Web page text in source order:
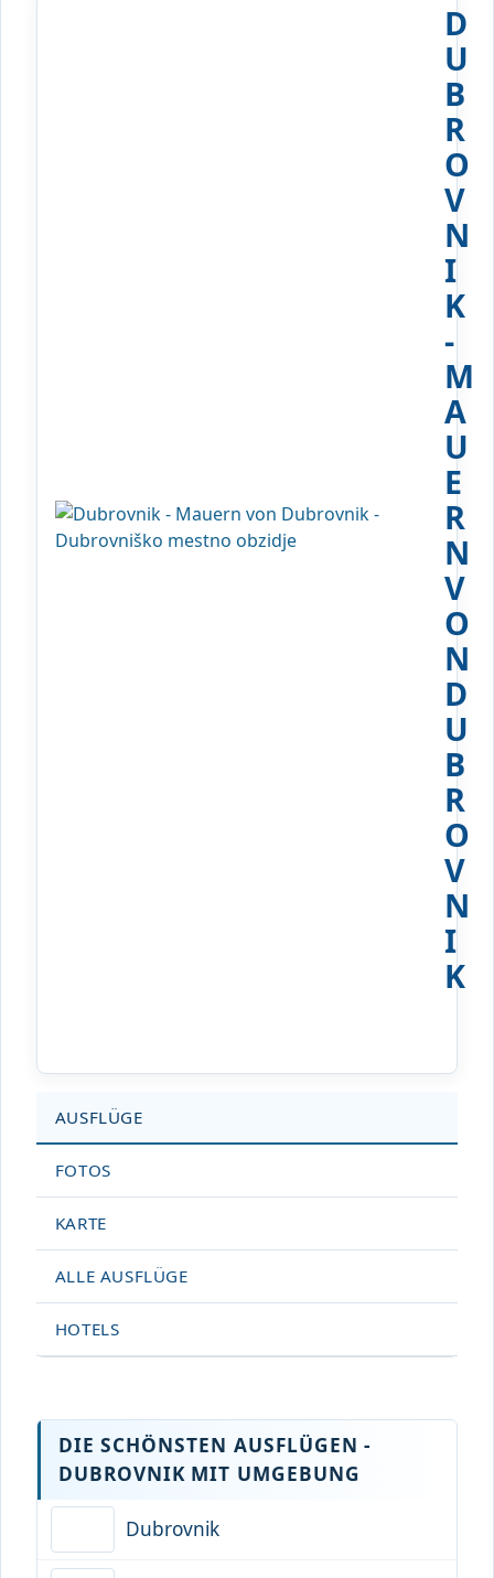
D
U
B
R
O
V
N
I
K
-
M
A
U
E
R
N
V
O
N
D
U
B
R
O
V
N
I
K
AUSFLÜGE
FOTOS
KARTE
ALLE AUSFLÜGE
HOTELS
DIE SCHÖNSTEN AUSFLÜGEN -
DUBROVNIK MIT UMGEBUNG
Dubrovnik